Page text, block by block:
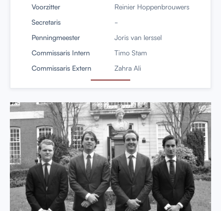
Voorzitter
Reinier Hoppenbrouwers
Secretaris
-
Penningmeester
Joris van Ierssel
Commissaris Intern
Timo Stam
Commissaris Extern
Zahra Ali